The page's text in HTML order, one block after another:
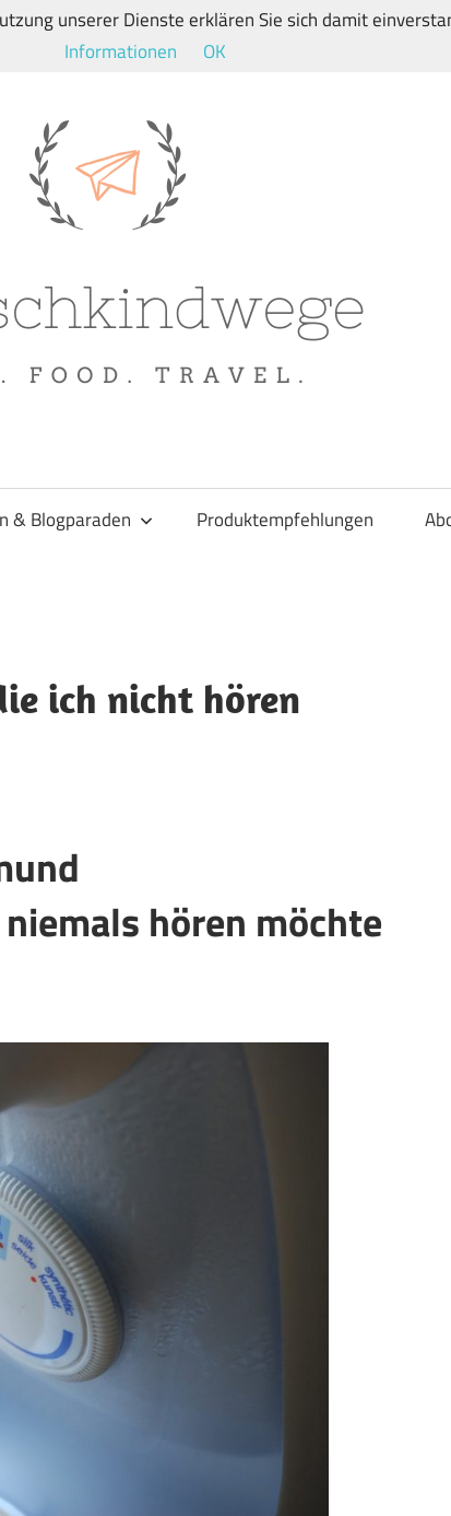
& Blogparaden Produktempfehlungen
ich nicht hören
hören möchte
unserer Dienste erklären Sie sich damit
Informationen
OK